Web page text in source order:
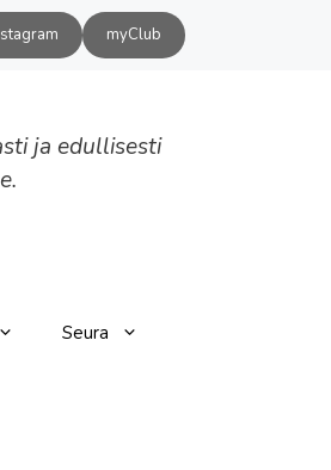
myClub
ja edullisesti
Seura